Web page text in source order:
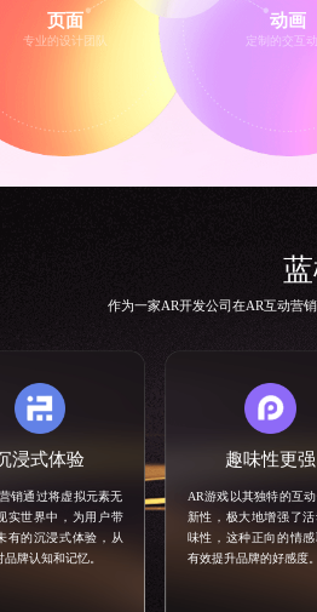
页面
专业的设计团队
动画
定制的交互
作为一家AR开发公司在AR互动营
浸式体验
销通过将虚拟元素无
实世界中，为用户带
有的沉浸式体验，从
品牌认知和记忆。
趣味性更强
AR游戏以其独特的互
新性，极大地增强了
味性，这种正向的情
有效提升品牌的好感度